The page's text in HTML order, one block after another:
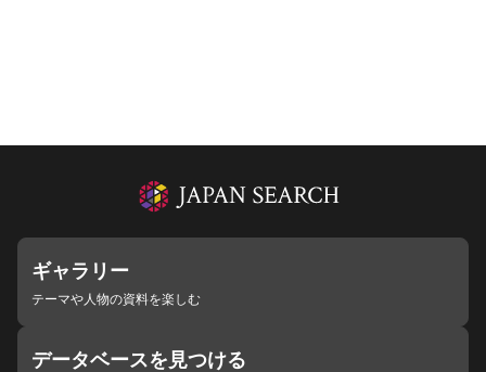
ギャラリー
テーマや人物の資料を楽しむ
データベースを見つける